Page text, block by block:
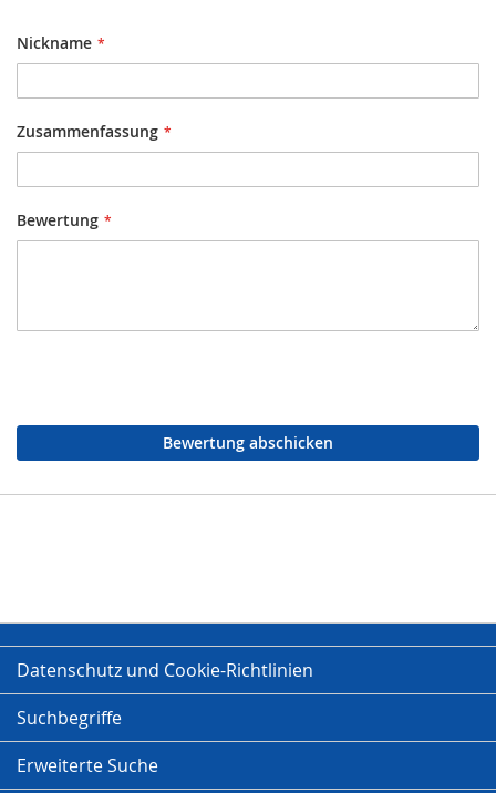
Nickname
Zusammenfassung
Bewertung
Bewertung abschicken
Datenschutz und Cookie-Richtlinien
Suchbegriffe
Erweiterte Suche